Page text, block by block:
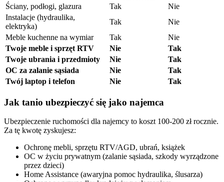
Ściany, podłogi, glazura
Tak
Nie
Instalacje (hydraulika,
elektryka)
Tak
Nie
Meble kuchenne na wymiar
Tak
Nie
Twoje meble i sprzęt RTV
Nie
Tak
Twoje ubrania i przedmioty
Nie
Tak
OC za zalanie sąsiada
Nie
Tak
Twój laptop i telefon
Nie Tak
Jak tanio ubezpieczyć się jako najemca
Ubezpieczenie ruchomości dla najemcy to koszt 100-200 zł rocznie.
Za tę kwotę zyskujesz:
Ochronę mebli, sprzętu RTV/AGD, ubrań, książek
OC w życiu prywatnym (zalanie sąsiada, szkody wyrządzone
przez dzieci)
Home Assistance (awaryjna pomoc hydraulika, ślusarza)